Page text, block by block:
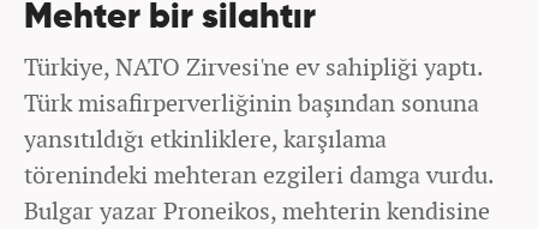
Mehter bir silahtır
Türkiye, NATO Zirvesi'ne ev sahipliği yaptı.
Türk misafirperverliğinin başından sonuna
yansıtıldığı etkinliklere, karşılama
törenindeki mehteran ezgileri damga vurdu.
Bulgar yazar Proneikos, mehterin kendisine